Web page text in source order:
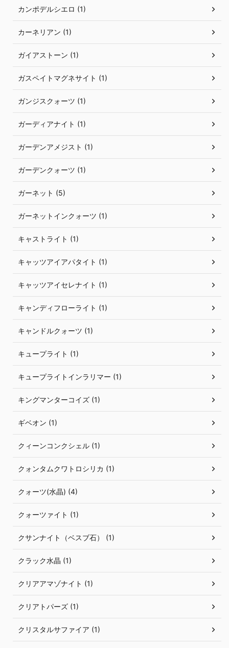
カンポデルシエロ (1)
カーネリアン (1)
ガイアストーン (1)
ガスペイトマグネサイト (1)
ガンジスクォーツ (1)
ガーディアナイト (1)
ガーデンアメジスト (1)
ガーデンクォーツ (1)
ガーネット (5)
ガーネットインクォーツ (1)
キャストライト (1)
キャッツアイアパタイト (1)
キャッツアイセレナイト (1)
キャンディフローライト (1)
キャンドルクォーツ (1)
キュープライト (1)
キュープライトインラリマー (1)
キングマンターコイズ (1)
ギベオン (1)
クィーンコンクシェル (1)
クォンタムクワトロシリカ (1)
クォーツ(水晶) (4)
クォーツァイト (1)
クサンナイト（ベスブ石） (1)
クラック水晶 (1)
クリアアマゾナイト (1)
クリアトパーズ (1)
クリスタルサファイア (1)